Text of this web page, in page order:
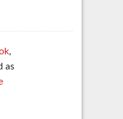
,
as